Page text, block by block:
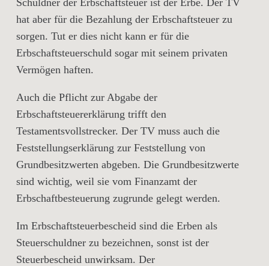
Schuldner der Erbschaftsteuer ist der Erbe. Der TV
hat aber für die Bezahlung der Erbschaftsteuer zu
sorgen. Tut er dies nicht kann er für die
Erbschaftsteuerschuld sogar mit seinem privaten
Vermögen haften.
Auch die Pflicht zur Abgabe der
Erbschaftsteuererklärung trifft den
Testamentsvollstrecker. Der TV muss auch die
Feststellungserklärung zur Feststellung von
Grundbesitzwerten abgeben. Die Grundbesitzwerte
sind wichtig, weil sie vom Finanzamt der
Erbschaftbesteuerung zugrunde gelegt werden.
Im Erbschaftsteuerbescheid sind die Erben als
Steuerschuldner zu bezeichnen, sonst ist der
Steuerbescheid unwirksam. Der